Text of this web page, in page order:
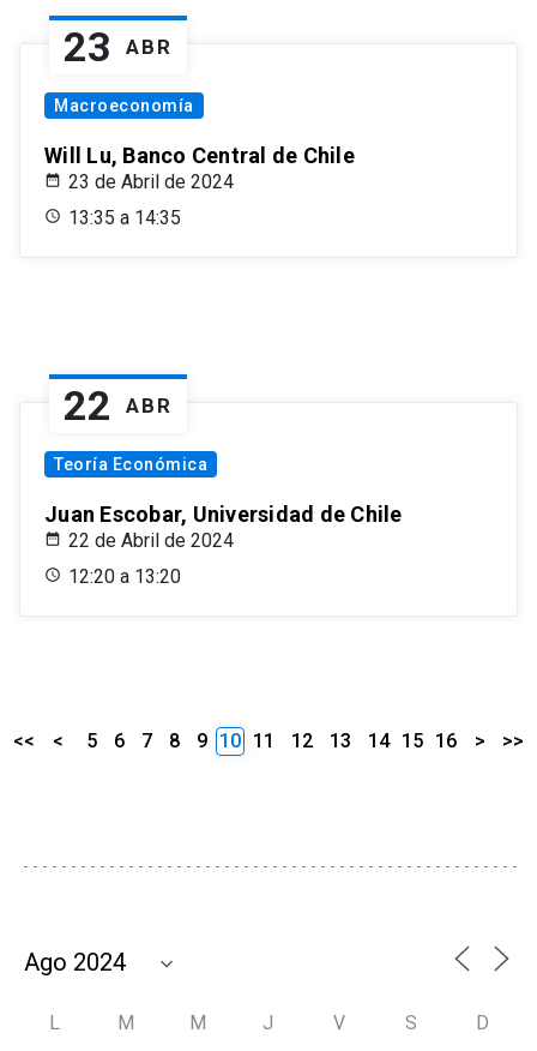
23 ABR
Macroeconomía
Will Lu, Banco Central de Chile
23 de Abril de 2024
13:35 a 14:35
22 ABR
Teoría Económica
Juan Escobar, Universidad de Chile
22 de Abril de 2024
12:20 a 13:20
<< < 5 6 7 8 9 10 11 12 13 14 15 16 > >>
L M M J V S D